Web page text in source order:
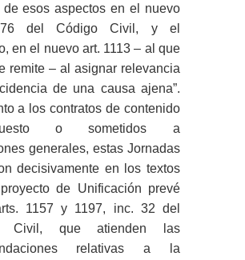
de esos aspectos en el nuevo
del Código Civil, y el
en el nuevo art. 1113 – al que
remite – al asignar relevancia
de una causa ajena”.
a los contratos de contenido
o sometidos a
generales, estas Jornadas
decisivamente en los textos
de Unificación prevé
1157 y 1197, inc. 32 del
Civil, que atienden las
relativas a la